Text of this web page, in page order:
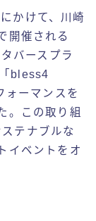
かけて、川崎
開催される
バースプラ
bless4
ォーマンスを
。この取り組
テナブルな
イベントをオ